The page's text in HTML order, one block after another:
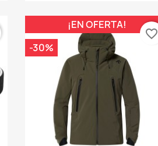
¡EN OFERTA!
-30%
favorite_border